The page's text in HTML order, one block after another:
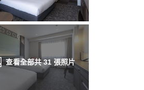
查看全部共31張照片